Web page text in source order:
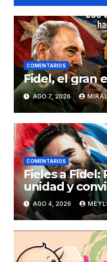
COMENTARIOS
Fidel, el gran
AGO 7, 2026
COMENTARIOS
Fieles a Fidel:
unidad y
revolucionaria
AGO 4, 2026